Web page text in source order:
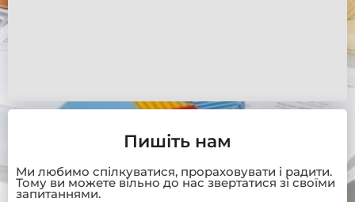
Пишіть нам
Ми любимо спілкуватися, прораховувати і радити.
Тому ви можете вільно до нас звертатися зі своїми
запитаннями.